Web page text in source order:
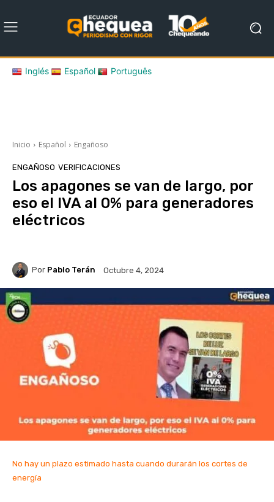
Inglés Español Português
Inicio Español Engañoso
ENGAÑOSO VERIFICACIONES
Los apagones se van de largo, por
eso el IVA al 0% para generadores
eléctricos
Por Pablo Terán Octubre 4, 2024
No hay un plazo estimado hasta cuando durarán los cortes de
energía